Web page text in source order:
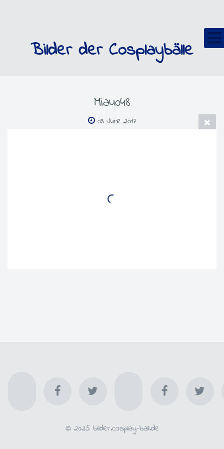
Bilder der Cosplaybälle
Miau048
03 June 2017
© 2025 bilder.cosplay-ball.de